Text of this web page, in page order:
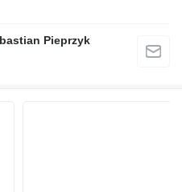
Pieprzyk